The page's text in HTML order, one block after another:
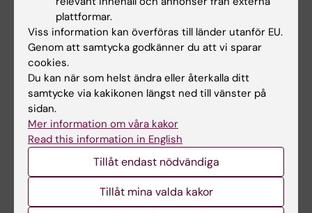
anvisningar kan inte studieresultaten
slutrapporteras.
Frånvaro från ett obligatoriskt
utbildningsinslag kan innebära att den
studerande inte kan ta igen tillfället förrän
nästa gång kursen ges.
Om det föreligger särskilda skäl, eller behov av
anpassning för student med
funktionsnedsättning, får examinator fatta
beslut om att frångå kursplanens föreskrifter
plattformar.
Viss information kan överföras till länder utanför EU.
Genom att samtycka godkänner du att vi sparar
cookies.
Du kan när som helst ändra eller återkalla ditt
samtycke via kakikonen längst ned till vänster på
sidan.
Mer information om våra kakor
Read this information in English
Tillåt endast nödvändiga
Tillåt mina valda kakor